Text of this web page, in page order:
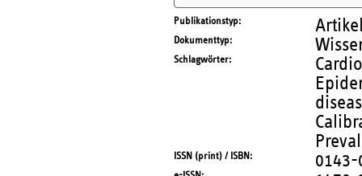
Publikationstyp
Dokumenttyp
Schlagwörter
ISSN (print) / ISBN 0143-